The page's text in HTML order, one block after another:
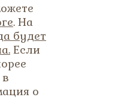
. На
будет
Если
о